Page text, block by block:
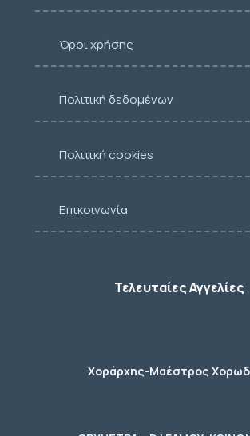
Όροι χρήσης
Πολιτική δεδομένων
Πολιτική cookies
Επικοινωνία
Τελευταίες Αγγελίες
Χοράρχης-Μαέστρος